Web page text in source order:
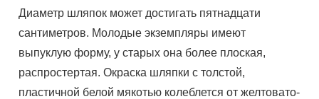
Диаметр шляпок может достигать пятнадцати
сантиметров. Молодые экземпляры имеют
выпуклую форму, у старых она более плоская,
распростертая. Окраска шляпки с толстой,
пластичной белой мякотью колеблется от желтовато-